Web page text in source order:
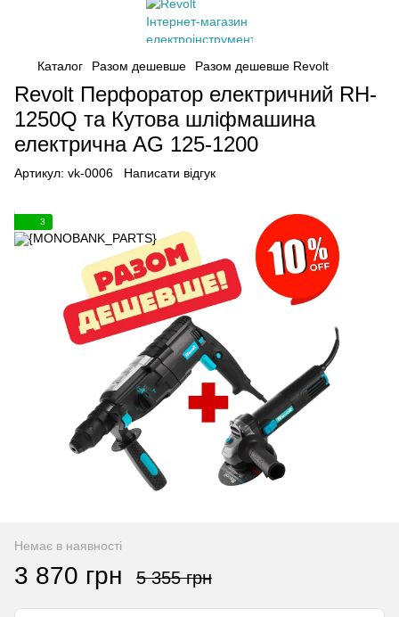
Каталог Разом дешевше Разом дешевше Revolt
Revolt Перфоратор електричний RH-
1250Q та Кутова шліфмашина
електрична AG 125-1200
Артикул: vk-0006 Написати відгук
3
Немає в наявності
3 870 грн 5 355 грн